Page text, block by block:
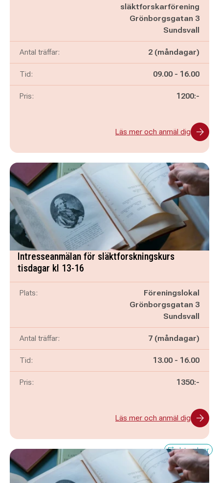
släktforskarförening
Grönborgsgatan 3
Sundsvall
Antal träffar: 2 (måndagar)
Tid: Pågår mellan
09.00 - och
16.00
Pris: 1200:-
Läs mer och anmäl dig
Intresseanmälan för släktforskningskurs
tisdagar kl 13-16
Plats:
Föreningslokal
Grönborgsgatan 3
Sundsvall
Antal träffar: 7 (måndagar)
Tid: Pågår mellan
13.00 - och
16.00
Pris: 1350:-
Läs mer och anmäl dig
Få platser kvar